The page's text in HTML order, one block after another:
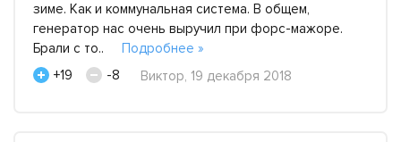
зиме. Как и коммунальная система. В общем,
генератор нас очень выручил при форс-мажоре.
Брали с то.. Подробнее »
+19
-8 Виктор, 19 декабря 2018